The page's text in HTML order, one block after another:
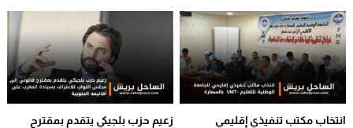
انتخاب مكتب تنفيذي إقليمي
زعيم حزب بلجيكي يتقدم بمقترح